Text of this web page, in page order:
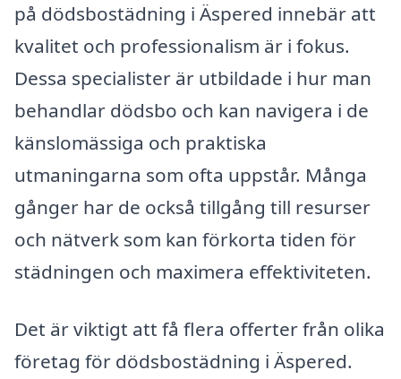
på dödsbostädning i Äspered innebär att
kvalitet och professionalism är i fokus.
Dessa specialister är utbildade i hur man
behandlar dödsbo och kan navigera i de
känslomässiga och praktiska
utmaningarna som ofta uppstår. Många
gånger har de också tillgång till resurser
och nätverk som kan förkorta tiden för
städningen och maximera effektiviteten.
Det är viktigt att få flera offerter från olika
företag för dödsbostädning i Äspered.